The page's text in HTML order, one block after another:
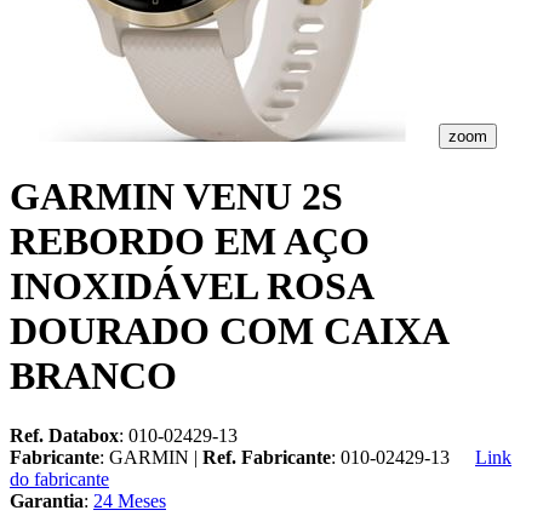
zoom
GARMIN VENU 2S
REBORDO EM AÇO
INOXIDÁVEL ROSA
DOURADO COM CAIXA
BRANCO
Ref. Databox: 010-02429-13
Fabricante: GARMIN | Ref. Fabricante: 010-02429-13
Link
do fabricante
Garantia: 24 Meses